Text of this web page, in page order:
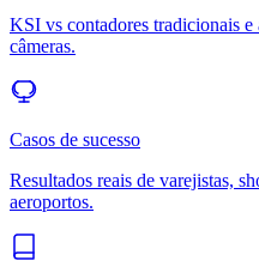
KSI vs contadores tradicionais e
câmeras.
Casos de sucesso
Resultados reais de varejistas,
aeroportos.